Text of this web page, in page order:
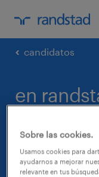
candidatos
en
Estamos en
Ejecutivos de
Sobre las cookies.
Usamos cookies para
ayudarnos a mejorar
relevante en tus